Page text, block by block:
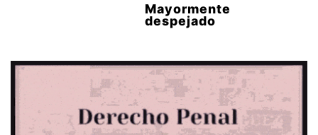
Mayormente
despejado